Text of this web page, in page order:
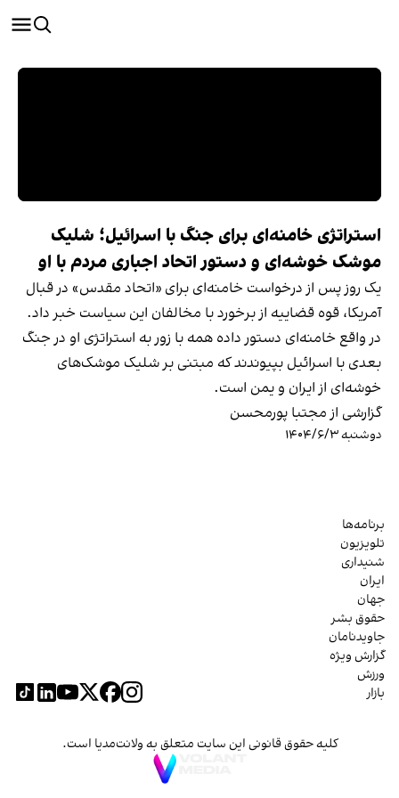
استراتژی خامنه‌ای برای جنگ با اسرائیل؛ شلیک
موشک خوشه‌ای و دستور اتحاد اجباری مردم با او
یک روز پس از درخواست خامنه‌ای برای «اتحاد مقدس» در قبال
آمریکا‌، قوه قضاییه از برخورد با مخالفان این سیاست خبر داد.
در واقع خامنه‌ای دستور داده همه با زور به استراتژی او در جنگ
بعدی با اسرائیل بپیوندند که مبتنی بر شلیک موشک‌های
خوشه‌ای از ایران و یمن است.
گزارشی از مجتبا پورمحسن
دوشنبه ۱۴۰۴/۶/۳
برنامه‌ها
تلویزیون
شنیداری
ایران
جهان
حقوق بشر
جاویدنامان
گزارش ویژه
ورزش
بازار
کلیه حقوق قانونی این سایت متعلق به ولانت‌مدیا است.